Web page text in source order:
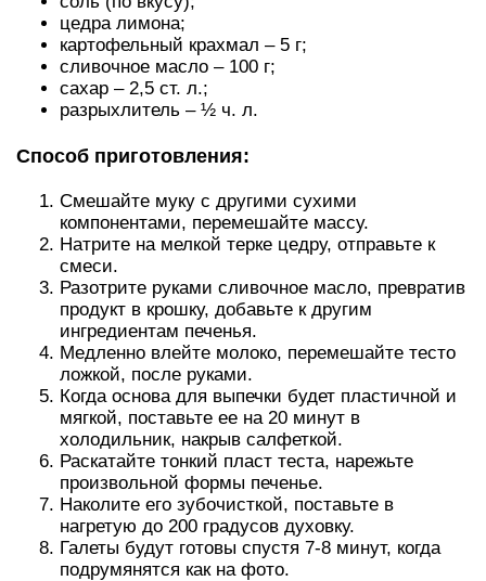
цедра лимона;
картофельный крахмал – 5 г;
сливочное масло – 100 г;
сахар – 2,5 ст. л.;
разрыхлитель – ½ ч. л.
Способ приготовления:
Смешайте муку с другими сухими
компонентами, перемешайте массу.
Натрите на мелкой терке цедру, отправьте к
смеси.
Разотрите руками сливочное масло, превратив
продукт в крошку, добавьте к другим
ингредиентам печенья.
Медленно влейте молоко, перемешайте тесто
ложкой, после руками.
Когда основа для выпечки будет пластичной и
мягкой, поставьте ее на 20 минут в
холодильник, накрыв салфеткой.
Раскатайте тонкий пласт теста, нарежьте
произвольной формы печенье.
Наколите его зубочисткой, поставьте в
нагретую до 200 градусов духовку.
Галеты будут готовы спустя 7-8 минут, когда
подрумянятся как на фото.